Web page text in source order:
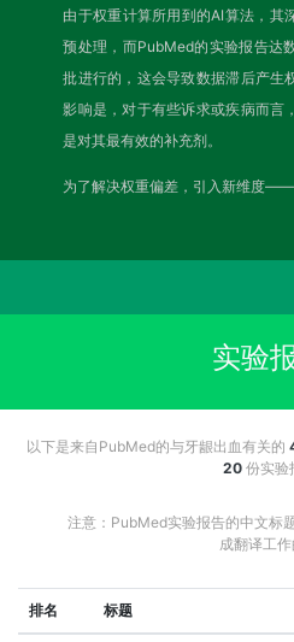
由于权重计算所用到的AI算法，其
预处理，而PubMed的实验报告达
批进行的，这会导致数据滞后产生
影响是，对于有些诉求或疾病而言
是对其最有效的补充剂。
为了解决权重偏差，引入新维度——
实验
以下是来自PubMed的与牙龈出血有关的
20份实验
注意：PubMed实验报告的中文标
成翻译工作
排名 标题